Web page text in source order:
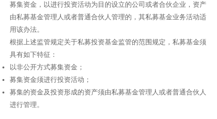
募集资金，以进行投资活动为目的设立的公司或者合伙企业，资产
由私募基金管理人或者普通合伙人管理的，其私募基金业务活动适
用该办法。
根据上述监管规定关于私募投资基金监管的范围规定，私募基金须
具有如下特征：
以非公开方式募集资金；
募集资金须进行投资活动；
募集的资金及投资形成的资产须由私募基金管理人或者普通合伙人
进行管理。